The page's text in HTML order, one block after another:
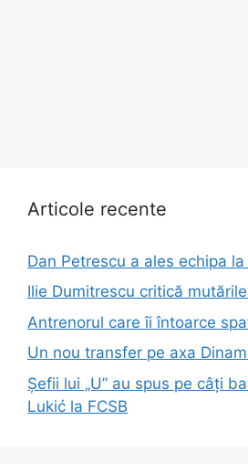
Articole recente
Dan Petrescu a ales echipa
Ilie Dumitrescu critică
Antrenorul care îi întoarce
Un nou transfer pe axa
Șefii lui „U” au spus pe câți
Lukić la FCSB